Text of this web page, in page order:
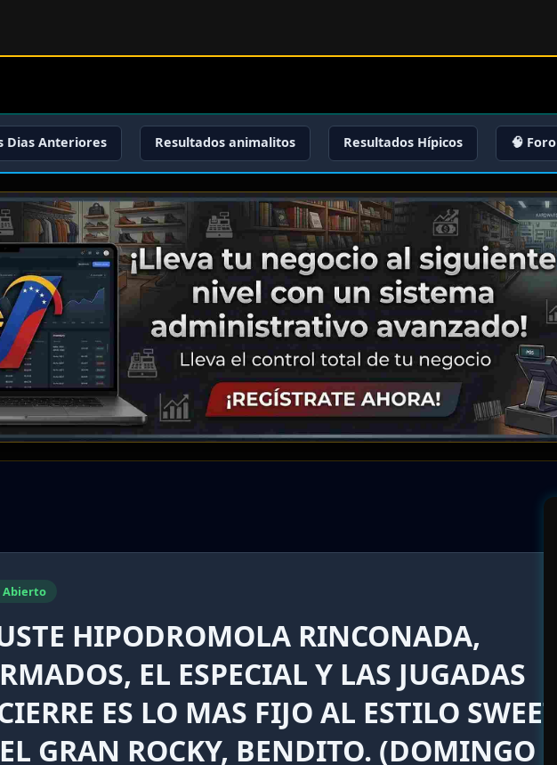
Dias Anteriores Resultados animalitos Resultados Hípicos 🧠 Foro
Abierto
HIPODROMOLA RINCONADA,
EL ESPECIAL Y LAS JUGADAS
ES LO MAS FIJO AL ESTILO SWEET
GRAN ROCKY, BENDITO. (DOMINGO